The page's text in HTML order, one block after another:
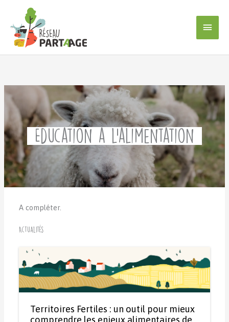
contenu
Éducation à l’alimentation
A compléter.
Actualités
Territoires Fertiles : un outil pour mieux